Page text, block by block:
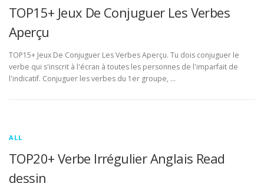
TOP15+ Jeux De Conjuguer Les Verbes
Aperçu
TOP15+ Jeux De Conjuguer Les Verbes Aperçu. Tu dois conjuguer le
verbe qui s'inscrit à l'écran à toutes les personnes de l'imparfait de
l'indicatif. Conjuguer les verbes du 1er groupe, …
ALL
TOP20+ Verbe Irrégulier Anglais Read
dessin